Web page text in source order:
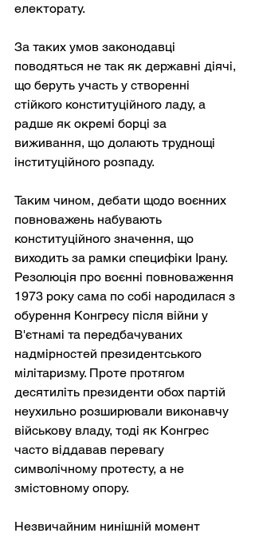
електорату.
За таких умов законодавці
поводяться не так як державні діячі,
що беруть участь у створенні
стійкого конституційного ладу, а
радше як окремі борці за
виживання, що долають труднощі
інституційного розпаду.
Таким чином, дебати щодо воєнних
повноважень набувають
конституційного значення, що
виходить за рамки специфіки Ірану.
Резолюція про воєнні повноваження
1973 року сама по собі народилася з
обурення Конгресу після війни у
В'єтнамі та передбачуваних
надмірностей президентського
мілітаризму. Проте протягом
десятиліть президенти обох партій
неухильно розширювали виконавчу
військову владу, тоді як Конгрес
часто віддавав перевагу
символічному протесту, а не
змістовному опору.
Незвичайним нинішній момент